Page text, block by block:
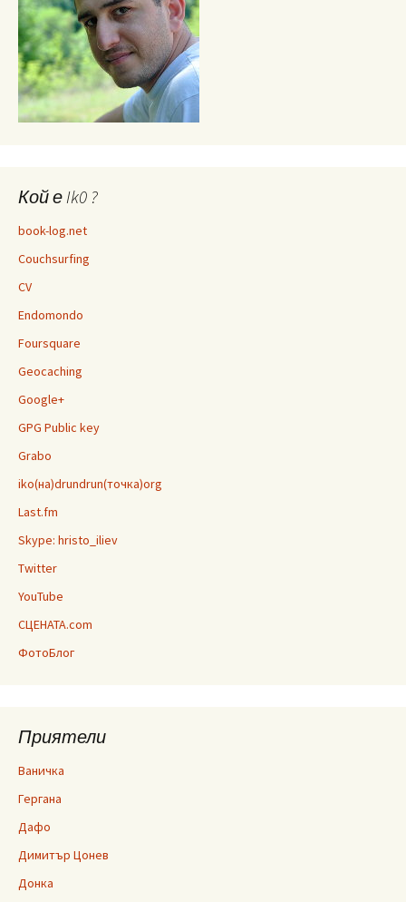
Кой е Ik0 ?
book-log.net
Couchsurfing
CV
Endomondo
Foursquare
Geocaching
Google+
GPG Public key
Grabo
iko(на)drundrun(точка)org
Last.fm
Skype: hristo_iliev
Twitter
YouTube
СЦЕНАТА.com
ФотоБлог
Приятели
Ваничка
Гергана
Дафо
Димитър Цонев
Донка